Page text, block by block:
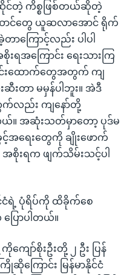
တဲ့ ကိစ္စဖြစ်တယ်ဆိုတဲ့
ောင်တွေ ယူဆလာအောင် ရိုက်
ာကြောင့်လည်း ပါပါ
ရအကြောင်း ရေးသားကြ
င်းထောက်တွေအတွက် ကျ
းတာ မမှန်ပါဘူး။ အဲဒီ
က်လည်း ကျနော်တို့
။ အဆုံးသတ်မှာတော့ ပုဒ်မ
အရေးတွေကို ချိုးဖောက်
အစိုးရက ဖျက်သိမ်းသင့်ပါ
င်ငံရဲ့ ပုံရိပ်ကို ထိခိုက်စေ
ပြောပါတယ်။
ော်စိုးဦးတို့ ၂ ဦး ပြန်
ကြောင်း မြန်မာနိုင်ငံ